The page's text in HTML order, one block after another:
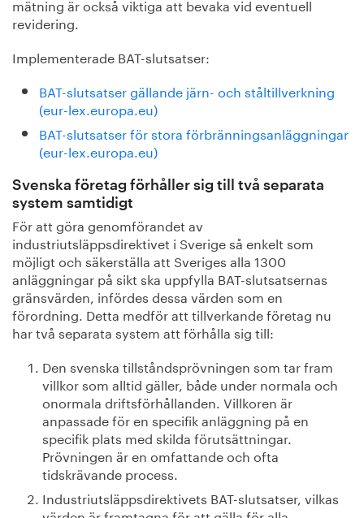
mätning är också viktiga att bevaka vid eventuell
revidering.
Implementerade BAT-slutsatser:
BAT-slutsatser gällande järn- och ståltillverkning
(eur-lex.europa.eu)
BAT-slutsatser för stora förbränningsanläggningar
(eur-lex.europa.eu)
Svenska företag förhåller sig till två separata
system samtidigt
För att göra genomförandet av
industriutsläppsdirektivet i Sverige så enkelt som
möjligt och säkerställa att Sveriges alla 1300
anläggningar på sikt ska uppfylla BAT-slutsatsernas
gränsvärden, infördes dessa värden som en
förordning. Detta medför att tillverkande företag nu
har två separata system att förhålla sig till:
Den svenska tillståndsprövningen som tar fram
villkor som alltid gäller, både under normala och
onormala driftsförhållanden. Villkoren är
anpassade för en specifik anläggning på en
specifik plats med skilda förutsättningar.
Prövningen är en omfattande och ofta
tidskrävande process.
Industriutsläppsdirektivets BAT-slutsatser, vilkas